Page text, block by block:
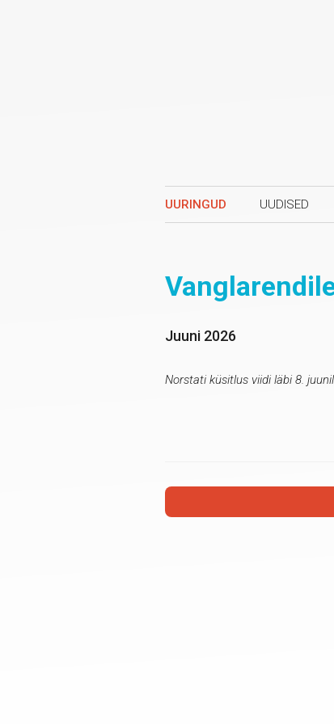
UURINGUD UUDISED
Juuni 2026
Norstati küsitlus viidi läbi 8.